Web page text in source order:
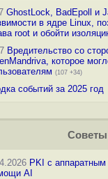
GhostLock, BadEpoll и
в ядре Linux,
root и обойти
Вредительство со
которое
(107 +34)
событий за 2025 год
Советы
PKI с
AI